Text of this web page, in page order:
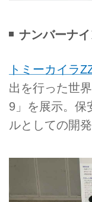
ナンバーナ
トミーカイラ
出を行った世
9」を展示。保
ルとしての開